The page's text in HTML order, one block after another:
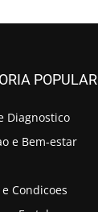
POPULAR
Diagnostico
e Bem-estar
Condicoes